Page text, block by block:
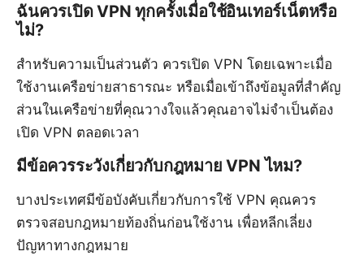
ฉันควรเปิด VPN ทุกครั้งเมื่อใช้อินเทอร์เน็ตหรือ
ไม่?
สำหรับความเป็นส่วนตัว ควรเปิด VPN โดยเฉพาะเมื่อ
ใช้งานเครือข่ายสาธารณะ หรือเมื่อเข้าถึงข้อมูลที่สำคัญ
ส่วนในเครือข่ายที่คุณวางใจแล้วคุณอาจไม่จำเป็นต้อง
เปิด VPN ตลอดเวลา
มีข้อควรระวังเกี่ยวกับกฎหมาย VPN ไหม?
บางประเทศมีข้อบังคับเกี่ยวกับการใช้ VPN คุณควร
ตรวจสอบกฎหมายท้องถิ่นก่อนใช้งาน เพื่อหลีกเลี่ยง
ปัญหาทางกฎหมาย